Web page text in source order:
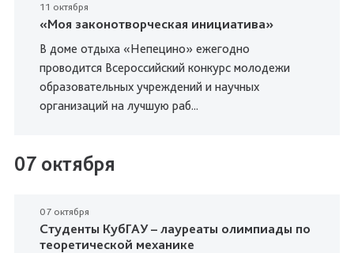
11 октября
«Моя законотворческая инициатива»
В доме отдыха «Непецино» ежегодно
проводится Всероссийский конкурс молодежи
образовательных учреждений и научных
организаций на лучшую раб...
07 октября
07 октября
Студенты КубГАУ – лауреаты олимпиады по
теоретической механике